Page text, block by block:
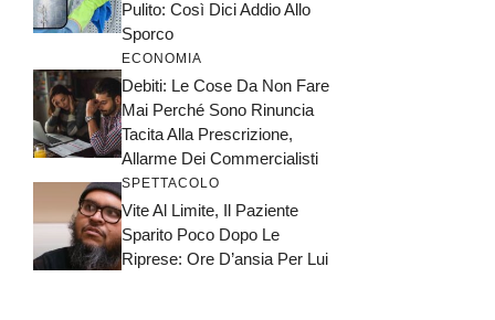
Pulito: Così Dici Addio Allo
Sporco
ECONOMIA
Debiti: Le Cose Da Non Fare
Mai Perché Sono Rinuncia
Tacita Alla Prescrizione,
Allarme Dei Commercialisti
SPETTACOLO
Vite Al Limite, Il Paziente
Sparito Poco Dopo Le
Riprese: Ore D’ansia Per Lui